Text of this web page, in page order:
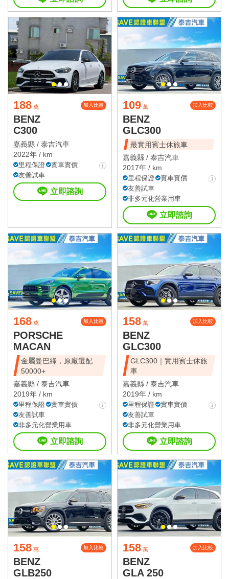
188 萬 加入比較
BENZ
C300
嘉義縣 / 泰吉汽車
2022年 / km
里程保證
實車實價
友善試車
立即諮詢
109 萬 加入比較
BENZ
GLC300
最實用賓士休旅車
嘉義縣 / 泰吉汽車
2017年 / km
里程保證
實車實價
友善試車
非多元化營業用車
立即諮詢
168 萬 加入比較
PORSCHE
MACAN
金屬曼巴綠，原廠選配
50000+
嘉義縣 / 泰吉汽車
2019年 / km
里程保證
實車實價
友善試車
非多元化營業用車
立即諮詢
158 萬 加入比較
BENZ
GLC300
GLC300｜實用賓士休旅
車
嘉義縣 / 泰吉汽車
2019年 / km
里程保證
實車實價
友善試車
非多元化營業用車
立即諮詢
158 萬 加入比較
BENZ
GLB250
158 萬 加入比較
BENZ
GLA 250